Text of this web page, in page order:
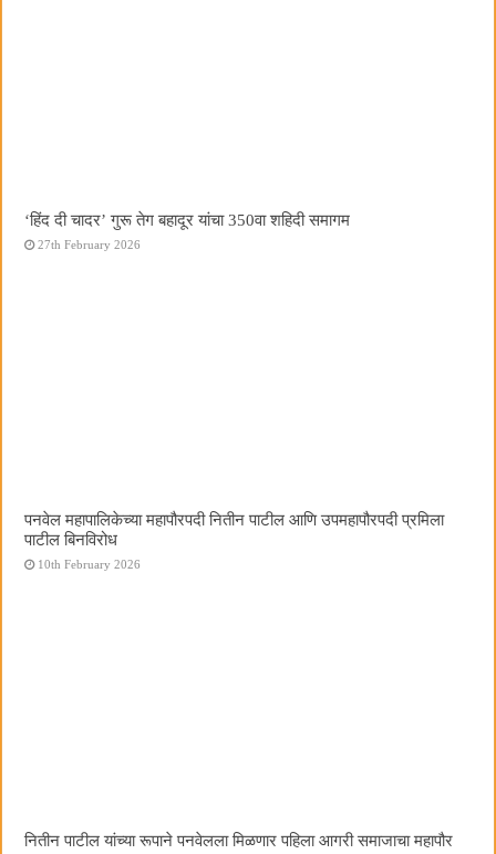
‘हिंद दी चादर’ गुरू तेग बहादूर यांचा 350वा शहिदी समागम
27th February 2026
पनवेल महापालिकेच्या महापौरपदी नितीन पाटील आणि उपमहापौरपदी प्रमिला
पाटील बिनविरोध
10th February 2026
नितीन पाटील यांच्या रूपाने पनवेलला मिळणार पहिला आगरी समाजाचा महापौर